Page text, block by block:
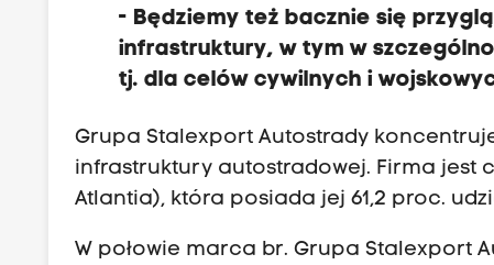
- Będziemy też bacznie się
infrastruktury, w tym w
tj. dla celów cywilnych i
Grupa Stalexport Autostrady
infrastruktury autostradowej. Firma jest
Atlantia), która posiada jej 61,2 proc.
W połowie marca br. Grupa Stalexport